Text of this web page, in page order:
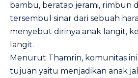
bambu, beratap jerami, rimbun
tersembul sinar dari sebuah
menyebut dirinya anak langit,
langit.
Menurut Thamrin, komunitas
tujuan yaitu menjadikan anak